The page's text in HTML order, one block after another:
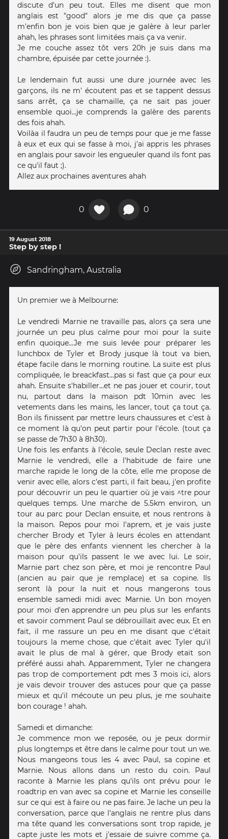
discute d'un peu tout. Elles me disent que mon
anglais est "good" alors je me dis que ça passe
m'enfin bon je vois bien que je galère à leur parler
ahah, les phrases sont limitées mais ça va venir.
Je me couche assez tôt vers 20h je suis dans ma
chambre, épuisée par cette journée :).
Le lendemain fut aussi une dure journée avec les
garçons, ils ne m' écoutent pas et se tappent dessus
sans arrêt, ça se chamaille, ça ne sait pas jouer
ensemble quoi...je comprends la galère des parents
des fois ahah.
Voilàa il faudra un peu de temps pour que je me fasse
à eux et eux qui se fasse à moi, j'ai appris les phrases
en anglais pour savoir les engueuler quand ils font pas
ce qu'il faut ;).
Allez aux prochaines aventures ahah
0 0
19 August 2018
Step by step !
Sandringham, Australia
Un premier we à Melbourne:
Le vendredi Marnie ne travaille pas, alors ça sera une
journée un peu plus calme pour moi pour la suite
enfin quoique...Je me suis levée pour préparer les
lunchbox de Tyler et Brody jusque là tout va bien,
étape facile dans le morning routine. La suite est plus
compliquée, le breackfast...pas si fast que ça pour eux
ahah. Ensuite s'habiller...et ne pas jouer et courir, tout
nu, partout dans la maison pdt 10min avec les
vetements dans les mains, les lancer, tout ça tout ça.
Bon ils finissent par mettre leurs chaussures et c'est à
ce moment là qu'on peut partir pour l'école. (tout ça
se passe de 7h30 à 8h30).
Une fois les enfants à l'école, seule Declan reste avec
Marnie le vendredi, elle a l'habitude de faire une
marche rapide le long de la côte, elle me propose de
venir avec elle, alors c'est parti, il fait beau, j'en profite
pour découvrir un peu le quartier où je vais ^tre pour
quelques temps. Une marche de 5.5km environ, un
tour au parc pour Declan ensuite, et nous rentrons à
la maison. Repos pour moi l'aprem, et je vais juste
chercher Brody et Tyler à leurs écoles en attendant
que le père des enfants viennent les chercher à la
maison pour qu'ils passent le we avec lui. Le soir,
Marnie part chez son père, et moi je rencontre Paul
(ancien au pair que je remplace) et sa copine. Ils
seront là pour la nuit et nous mangerons tous
ensemble samedi midi avec Marnie. Un bon moyen
pour moi d'en apprendre un peu plus sur les enfants
et savoir comment Paul se débrouillait avec eux. Et en
fait, il me rassure un peu en me disant que c'était
toujours la meme chose, que c'était avec Tyler qu'il
avait le plus de mal à gérer, que Brody etait son
préféré aussi ahah. Apparemment, Tyler ne changera
pas trop de comportement pdt mes 3 mois ici, alors
je vais devoir trouver des astuces pour que ça passe
mieux et qu'il mécoute un peu plus, je me souhaite
bon courage ! ahah.
Samedi et dimanche:
Je commence mon we reposée, ou je peux dormir
plus longtemps et être dans le calme pour tout un we.
Nous mangeons tous les 4 avec Paul, sa copine et
Marnie. Nous allons dans un resto du coin. Paul
raconte à Marnie les plans qu'ils ont prévu pour le
roadtrip en van avec sa copine et Marnie les conseille
sur ce qui est à faire ou ne pas faire. Je lache un peu la
conversation, parce que l'anglais ne rentre plus dans
ma tête quand les conversations sont trop rapide, je
capte juste les mots et j'essaie de suivre comme ça.